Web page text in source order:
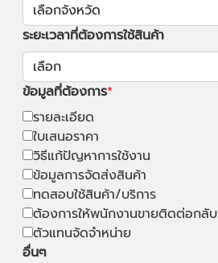
ระยะเวลาที่ต้องการใช้สินค้า
ข้อมูลที่ต้องการ
รายละเอียด
ใบเสนอราคา
วิธีแก้ปัญหาการใช้งาน
ข้อมูลการจัดส่งสินค้า
ทดสอบใช้สินค้า/บริการ
ต้องการให้พนักงานขายติดต่อกลับ
ตัวแทนจัดจำหน่าย
อื่นๆ